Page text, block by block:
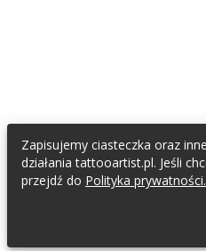
Zapisujemy ciasteczka oraz
działania tattooartist.pl. Jeśli
przejdź do Polityka prywatności.